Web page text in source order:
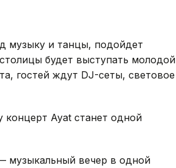
музыку и танцы, подойдет
будет выступать молодой
гостей ждут DJ-сеты, световое
концерт Ayat станет одной
музыкальный вечер в одной